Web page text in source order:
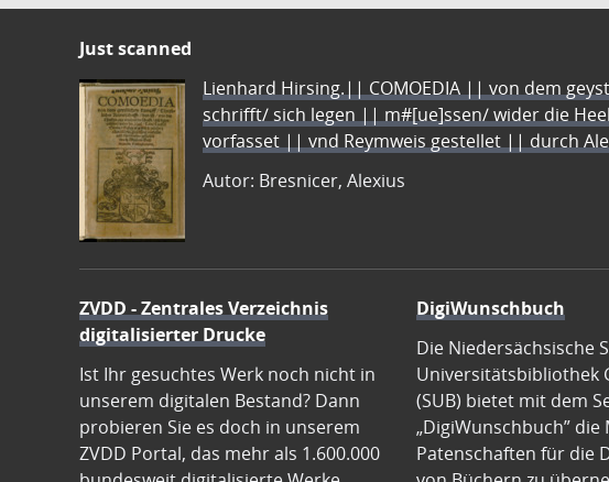
Just scanned
Lienhard Hirsing.|| COMOEDIA || von dem
schrifft/ sich legen || m#[ue]ssen/ wider die
vorfasset || vnd Reymweis gestellet || durch
Autor: Bresnicer, Alexius
ZVDD - Zentrales Verzeichnis
digitalisierter Drucke
Ist Ihr gesuchtes Werk noch nicht in
unserem digitalen Bestand? Dann
probieren Sie es doch in unserem
ZVDD Portal, das mehr als 1.600.000
DigiWunschbuch
Die Niedersächsische
Universitätsbibliothek
(SUB) bietet mit dem
„DigiWunschbuch” die
Patenschaften für die